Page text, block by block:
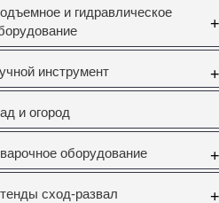
и гидравлическое
+
инструмент +
и огород
оборудование +
сход-развал +
A1346
СЪЕМНИК
SAAB 9-5
CT-A1346
Набор
1.0/1.2/1.4/